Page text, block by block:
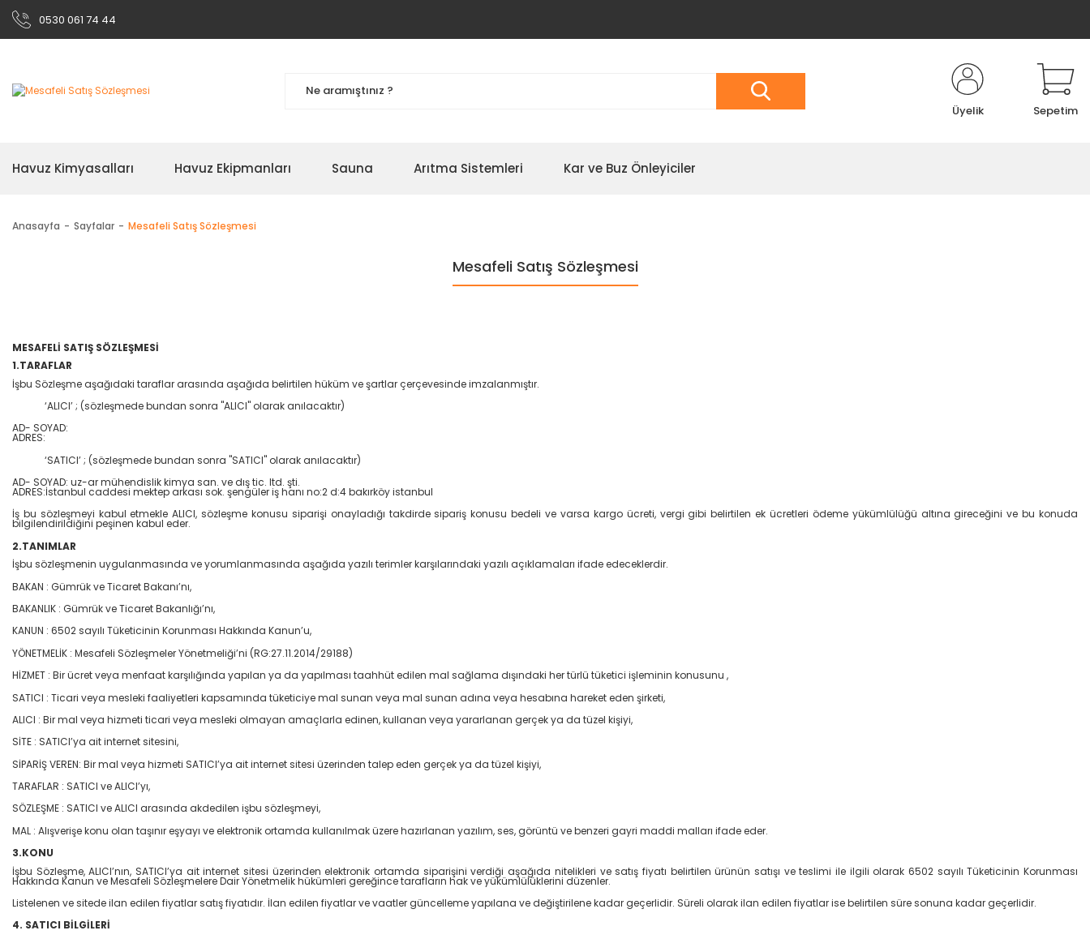
0530 061 74 44
Üyelik Sepetim
Havuz Kimyasalları Havuz Ekipmanları Sauna Arıtma Sistemleri Kar ve Buz Önleyiciler
Anasayfa Sayfalar Mesafeli Satış Sözleşmesi
Mesafeli Satış Sözleşmesi
MESAFELİ SATIŞ SÖZLEŞMESİ
1.TARAFLAR
İşbu Sözleşme aşağıdaki taraflar arasında aşağıda belirtilen hüküm ve şartlar çerçevesinde imzalanmıştır.
‘ALICI’ ; (sözleşmede bundan sonra "ALICI" olarak anılacaktır)
AD- SOYAD:
ADRES:
‘SATICI’ ; (sözleşmede bundan sonra "SATICI" olarak anılacaktır)
AD- SOYAD: uz-ar mühendislik kimya san. ve dış tic. ltd. şti.
ADRES:İstanbul caddesi mektep arkası sok. şengüler iş hanı no:2 d:4 bakırköy istanbul
İş bu sözleşmeyi kabul etmekle ALICI, sözleşme konusu siparişi onayladığı takdirde sipariş konusu bedeli ve varsa kargo ücreti, vergi gibi belirtilen ek ücretleri ödeme yükümlülüğü altına gireceğini ve bu konuda
bilgilendirildiğini peşinen kabul eder.
2.TANIMLAR
İşbu sözleşmenin uygulanmasında ve yorumlanmasında aşağıda yazılı terimler karşılarındaki yazılı açıklamaları ifade edeceklerdir.
BAKAN : Gümrük ve Ticaret Bakanı’nı,
BAKANLIK : Gümrük ve Ticaret Bakanlığı’nı,
KANUN : 6502 sayılı Tüketicinin Korunması Hakkında Kanun’u,
YÖNETMELİK : Mesafeli Sözleşmeler Yönetmeliği’ni (RG:27.11.2014/29188)
HİZMET : Bir ücret veya menfaat karşılığında yapılan ya da yapılması taahhüt edilen mal sağlama dışındaki her türlü tüketici işleminin konusunu ,
SATICI : Ticari veya mesleki faaliyetleri kapsamında tüketiciye mal sunan veya mal sunan adına veya hesabına hareket eden şirketi,
ALICI : Bir mal veya hizmeti ticari veya mesleki olmayan amaçlarla edinen, kullanan veya yararlanan gerçek ya da tüzel kişiyi,
SİTE : SATICI’ya ait internet sitesini,
SİPARİŞ VEREN: Bir mal veya hizmeti SATICI’ya ait internet sitesi üzerinden talep eden gerçek ya da tüzel kişiyi,
TARAFLAR : SATICI ve ALICI’yı,
SÖZLEŞME : SATICI ve ALICI arasında akdedilen işbu sözleşmeyi,
MAL : Alışverişe konu olan taşınır eşyayı ve elektronik ortamda kullanılmak üzere hazırlanan yazılım, ses, görüntü ve benzeri gayri maddi malları ifade eder.
3.KONU
İşbu Sözleşme, ALICI’nın, SATICI’ya ait internet sitesi üzerinden elektronik ortamda siparişini verdiği aşağıda nitelikleri ve satış fiyatı belirtilen ürünün satışı ve teslimi ile ilgili olarak 6502 sayılı Tüketicinin Korunması
Hakkında Kanun ve Mesafeli Sözleşmelere Dair Yönetmelik hükümleri gereğince tarafların hak ve yükümlülüklerini düzenler.
Listelenen ve sitede ilan edilen fiyatlar satış fiyatıdır. İlan edilen fiyatlar ve vaatler güncelleme yapılana ve değiştirilene kadar geçerlidir. Süreli olarak ilan edilen fiyatlar ise belirtilen süre sonuna kadar geçerlidir.
4. SATICI BİLGİLERİ